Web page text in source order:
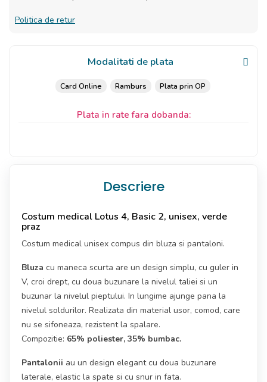
Politica de retur
Modalitati de plata
Card Online Ramburs Plata prin OP
Plata in rate fara dobanda:
Descriere
Costum medical Lotus 4, Basic 2, unisex, verde
praz
Costum medical unisex compus din bluza si pantaloni.
Bluza cu maneca scurta are un design simplu, cu guler in
V, croi drept, cu doua buzunare la nivelul taliei si un
buzunar la nivelul pieptului. In lungime ajunge pana la
nivelul soldurilor. Realizata din material usor, comod, care
nu se sifoneaza, rezistent la spalare.
Compozitie: 65% poliester, 35% bumbac.
Pantalonii au un design elegant cu doua buzunare
laterale, elastic la spate si cu snur in fata.